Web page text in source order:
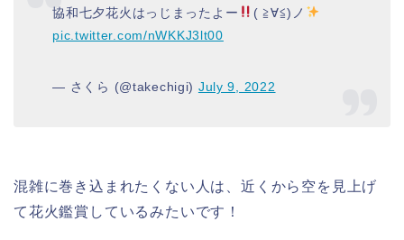
協和七夕花火はっじまったよー
( ≧∀≦)ノ
pic.twitter.com/nWKKJ3lt00
— さくら (@takechigi) July 9, 2022
混雑に巻き込まれたくない人は、近くから空を見上げ
て花火鑑賞しているみたいです！